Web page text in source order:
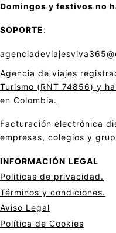
Domingos y festivos no
SOPORTE:
Agencia de viajes
Turismo (RNT 74856) y
en Colombia.
Facturación electrónica
empresas, colegios y
INFORMACIÓN LEGAL
Politicas de privacidad.
Términos y condiciones.
Aviso Legal
Política de Cookies